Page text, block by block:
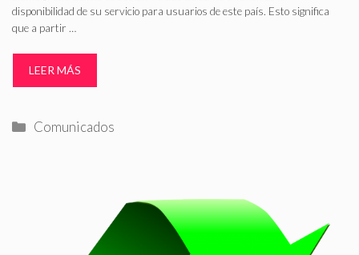
disponibilidad de su servicio para usuarios de este país. Esto significa
que a partir …
LEER MÁS
Categorías
Comunicados